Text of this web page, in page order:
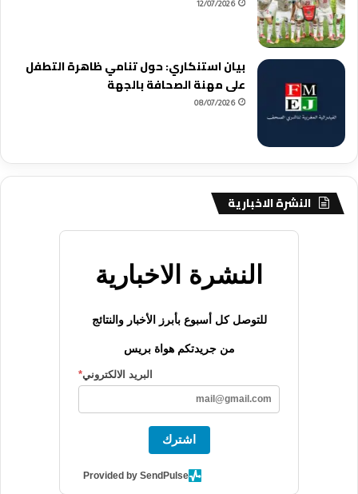
12/07/2026
بيان استنكاري: حول تنامي ظاهرة التطفل
على مهنة الصحافة بالجهة
08/07/2026
النشرة الاخبارية
النشرة الاخبارية
للتوصل كل أسبوع بأبرز الأخبار والنتائج
من جريدتكم هواة بريس
البريد الالكتروني*
اشترك
Provided by SendPulse